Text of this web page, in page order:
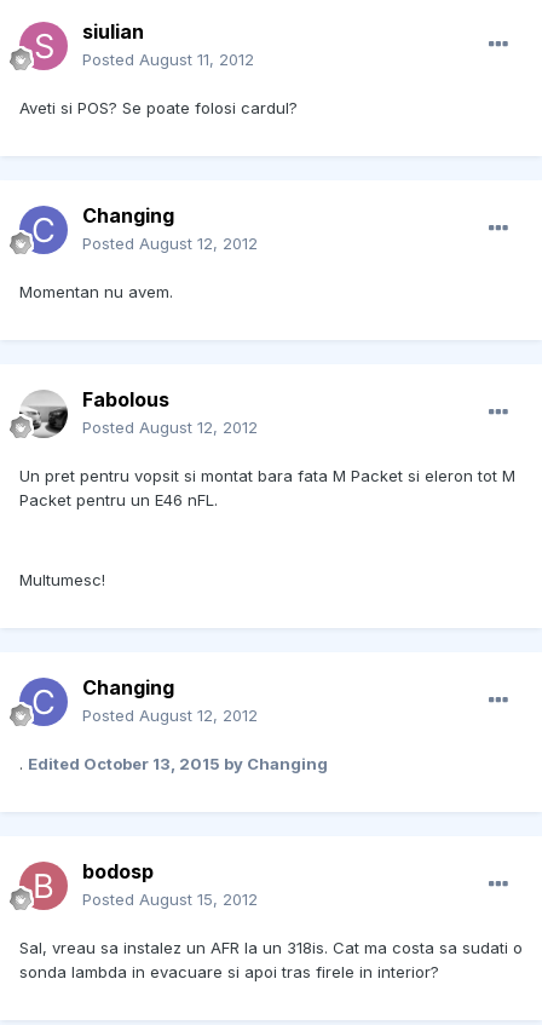
siulian
Posted August 11, 2012
Aveti si POS? Se poate folosi cardul?
Changing
Posted August 12, 2012
Momentan nu avem.
Fabolous
Posted August 12, 2012
Un pret pentru vopsit si montat bara fata M Packet si eleron tot M
Packet pentru un E46 nFL.
Multumesc!
Changing
Posted August 12, 2012
. Edited October 13, 2015 by Changing
bodosp
Posted August 15, 2012
Sal, vreau sa instalez un AFR la un 318is. Cat ma costa sa sudati o
sonda lambda in evacuare si apoi tras firele in interior?